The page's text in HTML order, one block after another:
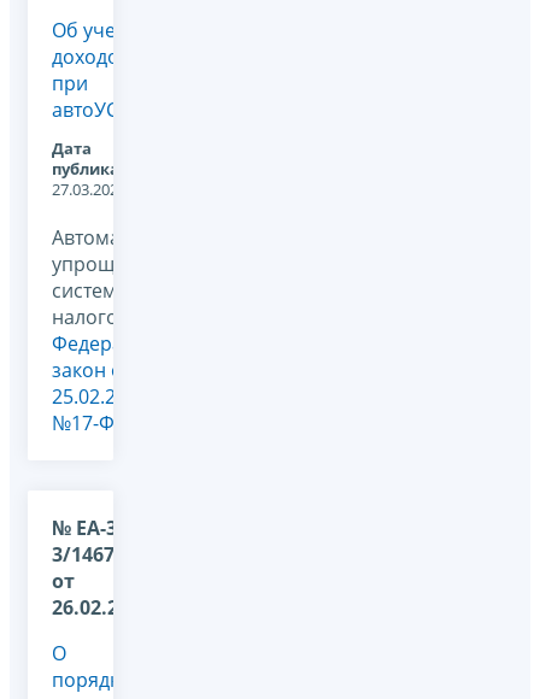
Об учете
доходов
при
автоУСН
Дата
публикации:
27.03.2026
Автоматизированная
упрощенная
система
налогообложения,
Федеральный
закон от
25.02.2022
№17-ФЗ
№ ЕА-36-
3/1467@
от
26.02.2026
О
порядке